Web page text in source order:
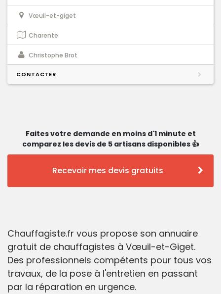
Vœuil-et-giget
Charente
Christophe Brot
CONTACTER
Faites votre demande en moins d'1 minute et
comparez les devis de 5 artisans disponibles 👍
Recevoir mes devis gratuits
Chauffagiste.fr vous propose son annuaire
gratuit de chauffagistes à Vœuil-et-Giget.
Des professionnels compétents pour tous vos
travaux, de la pose à l'entretien en passant
par la réparation en urgence.